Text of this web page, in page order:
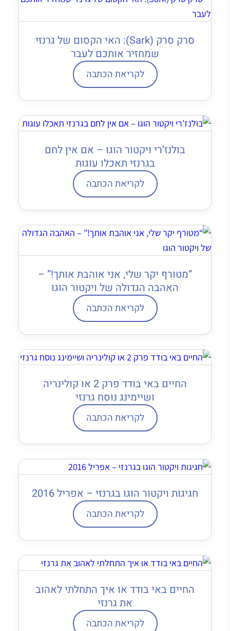
סרק סרק (Sark): האי הקסום של גרנזי
שמחזיר אותכם לעבר
לקריאת הכתבה
בולנז’רי ויקטור הוגו – אם אין לחם
בגרנזי תאכלו עוגות
לקריאת הכתבה
“מטורף יקר שלי, אני אוהבת אותך!” –
האהבה הגדולה של ויקטור הוגו
לקריאת הכתבה
החיים באי בודד פרק 2 או קולינריה
ושיימינג נוסח גרנזי
לקריאת הכתבה
חגיגות ויקטור הוגו בגרנזי – אפריל 2016
לקריאת הכתבה
החיים באי בודד או איך התחלתי לאהוב
את גרנזי
לקריאת הכתבה